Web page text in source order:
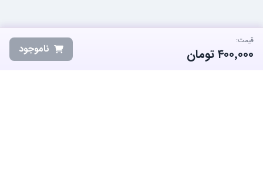
قیمت:
۴۰۰٬۰۰۰تومان ناموجود